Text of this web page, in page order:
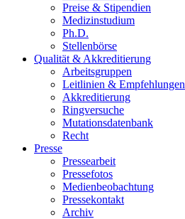
Preise & Stipendien
Medizinstudium
Ph.D.
Stellenbörse
Qualität & Akkreditierung
Arbeitsgruppen
Leitlinien & Empfehlungen
Akkreditierung
Ringversuche
Mutationsdatenbank
Recht
Presse
Pressearbeit
Pressefotos
Medienbeobachtung
Pressekontakt
Archiv